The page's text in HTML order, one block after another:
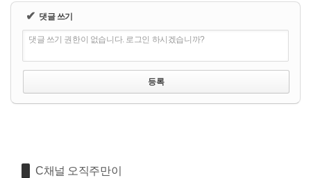
✔ 댓글 쓰기
댓글 쓰기 권한이 없습니다. 로그인 하시겠습니까?
C채널 오직주만이